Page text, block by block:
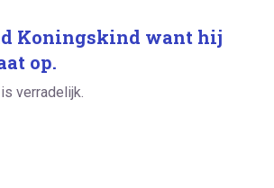
Koningskind want hij
op.
verradelijk.